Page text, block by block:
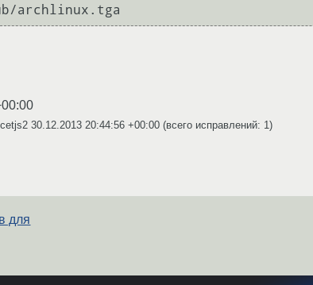
30.12.2013 20:44:56 +00:00 (всего исправлений: 1)
для